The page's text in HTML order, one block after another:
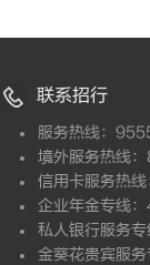
联系招行
服务热线：
境外服务热线
信用卡服务热
企业年金专线
私人银行服务
金葵花贵宾服